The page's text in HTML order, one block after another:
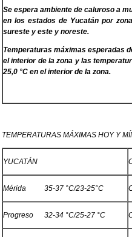
Se espera ambiente de caluroso a
en los estados de Yucatán por
sureste y este y noreste.
Temperaturas máximas esperadas
el interior de la zona y las
25,0 °C en el interior de la zona.
TEMPERATURAS MÁXIMAS HOY Y
YUCATÁN
Mérida 35-37 °C/23-25°C
Progreso 32-34 °C/25-27 °C